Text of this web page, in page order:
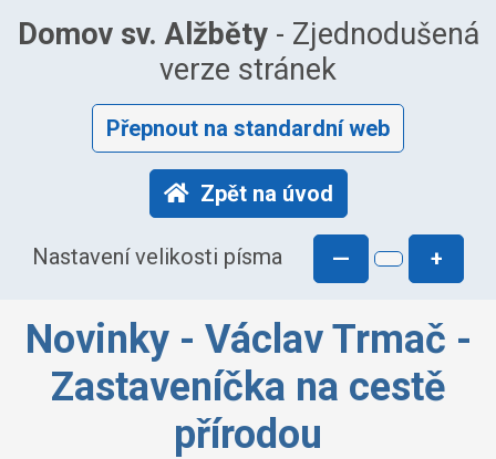
Domov sv. Alžběty- Zjednodušená
verze stránek
Přepnout na standardní web
Zpět na úvod
Nastavení velikosti písma — +
Novinky - Václav Trmač -
Zastaveníčka na cestě
přírodou